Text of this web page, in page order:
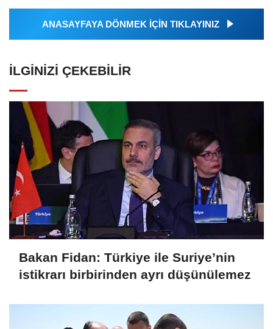
ANASAYFAYA DÖNMEK İÇİN TIKLAYINIZ
İLGINIZI ÇEKEBILIR
Bakan Fidan: Türkiye ile Suriye’nin
istikrarı birbirinden ayrı düşünülemez